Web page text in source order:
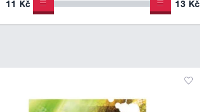
11 Kč 13 Kč